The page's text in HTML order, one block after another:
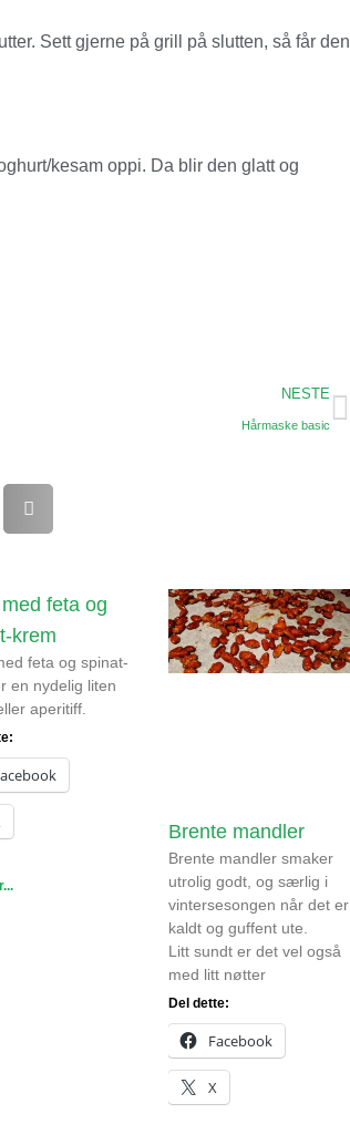
Sett gjerne på grill på slutten, så får den
kesam oppi. Da blir den glatt og
NESTE
Hårmaske basic
feta og
krem
feta og spinat-
en nydelig liten
aperitiff.
Brente mandler
Brente mandler smaker
utrolig godt, og særlig i
vintersesongen når det er
kaldt og guffent ute.
Litt sundt er det vel også
med litt nøtter
Del dette:
Facebook
X